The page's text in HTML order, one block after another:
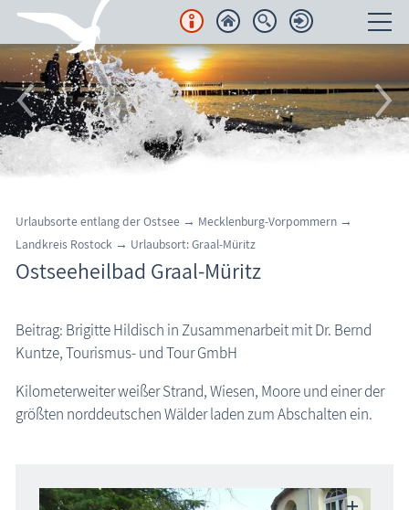
Unterkünfte
Regionales
Urlaubsorte
Halbinsel Fischland-Darß-Zingst
Insel Rügen
Region Nordwestmecklenburg
Bad Doberan
Güstrow, Barlachstadt
Urlaubsorte entlang der Ostsee → Mecklenburg-Vorpommern →
Landkreis Rostock → Urlaubsort: Graal-Müritz
Ostseeheilbad Graal-Müritz
Beitrag: Brigitte Hildisch in Zusammenarbeit mit Dr. Bernd
Kuntze, Tourismus- und Tour GmbH
Kilometerweiter weißer Strand, Wiesen, Moore und einer der
größten norddeutschen Wälder laden zum Abschalten ein.